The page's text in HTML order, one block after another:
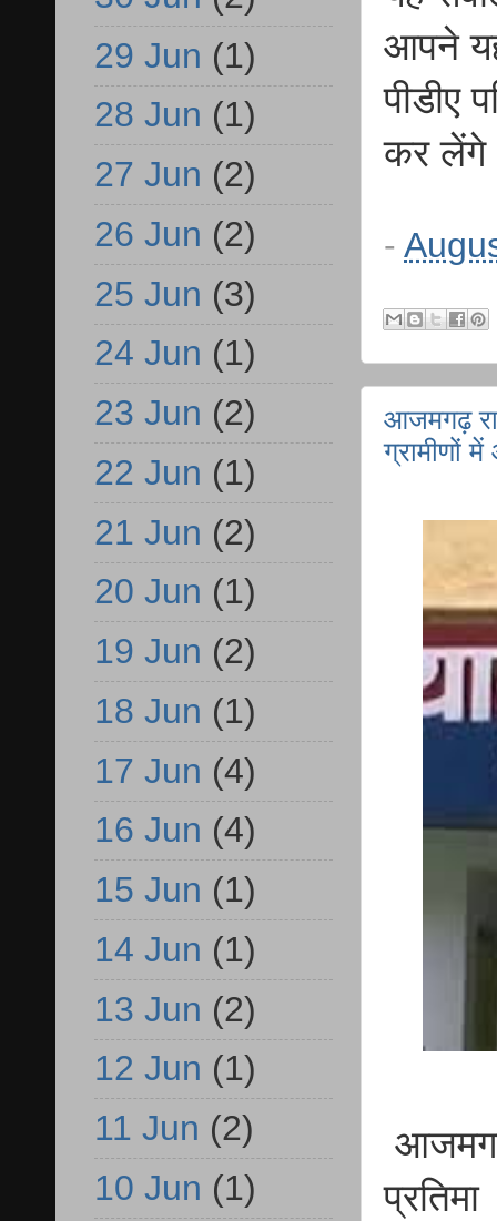
आपने
पीडीए
कर
-
आजमगढ़
ग्रामीणों
प्रतिमा
29 Jun (1)
28 Jun (1)
27 Jun (2)
26 Jun (2)
25 Jun (3)
24 Jun (1)
23 Jun (2)
22 Jun (1)
21 Jun (2)
20 Jun (1)
19 Jun (2)
18 Jun (1)
17 Jun (4)
16 Jun (4)
15 Jun (1)
14 Jun (1)
13 Jun (2)
12 Jun (1)
11 Jun (2)
10 Jun (1)